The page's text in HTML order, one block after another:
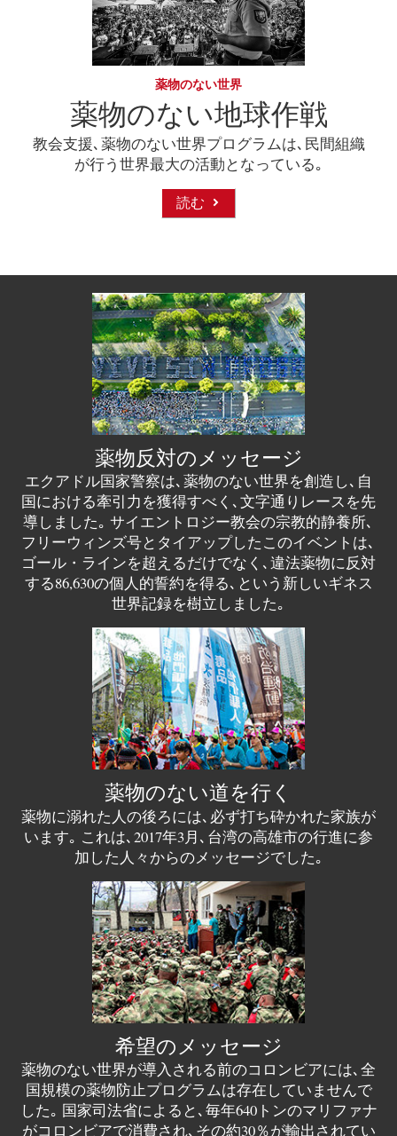
薬物のない世界
薬物のない地球作戦
教会支援､薬物のない世界プログラムは､民間組織
が行う世界最大の活動となっている｡
読む
薬物反対のメッセージ
エクアドル国家警察は､薬物のない世界を創造し､自
国における牽引力を獲得すべく､文字通りレースを先
導しました｡ サイエントロジー教会の宗教的静養所､
フリーウィンズ号とタイアップしたこのイベントは､
ゴール・ラインを超えるだけでなく､違法薬物に反対
する86,630の個人的誓約を得る､という新しいギネス
世界記録を樹立しました｡
薬物のない道を行く
薬物に溺れた人の後ろには､必ず打ち砕かれた家族が
います｡ これは､2017年3月､台湾の高雄市の行進に参
加した人々からのメッセージでした｡
希望のメッセージ
薬物のない世界が導入される前のコロンビアには､全
国規模の薬物防止プログラムは存在していませんで
した｡ 国家司法省によると､毎年640トンのマリファナ
がコロンビアで消費され､その約30％が輸出されてい